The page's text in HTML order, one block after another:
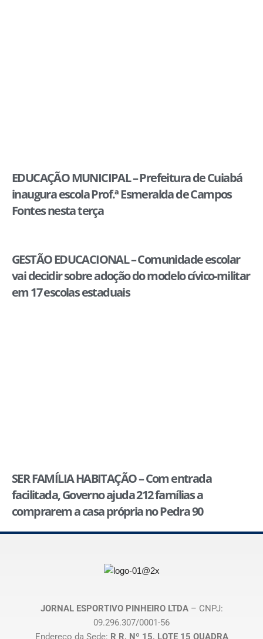
EDUCAÇÃO MUNICIPAL – Prefeitura de Cuiabá
inaugura escola Prof.ª Esmeralda de Campos
Fontes nesta terça
GESTÃO EDUCACIONAL – Comunidade escolar
vai decidir sobre adoção do modelo cívico-militar
em 17 escolas estaduais
SER FAMÍLIA HABITAÇÃO – Com entrada
facilitada, Governo ajuda 212 famílias a
comprarem a casa própria no Pedra 90
JORNAL ESPORTIVO PINHEIRO LTDA– CNPJ:
09.296.307/0001-56
Endereço da Sede: R R, Nº 15, LOTE 15 QUADRA